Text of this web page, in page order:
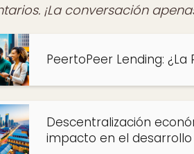
¡La conversación
PeertoPeer Lending:
Descentralización
impacto en el desarrollo